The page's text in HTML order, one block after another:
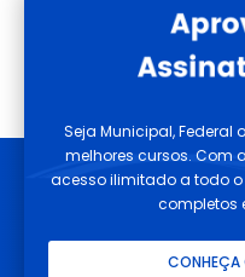
Seja Municipal, Federal
melhores cursos. Com
acesso ilimitado a todo
completos
CONHEÇA